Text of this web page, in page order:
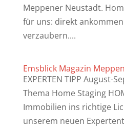
Meppener Neustadt.
für uns: direkt
verzaubern....
Emsblick Magazin
EXPERTEN TIPP August-
Thema Home Staging
Immobilien ins richtige
unserem neuen